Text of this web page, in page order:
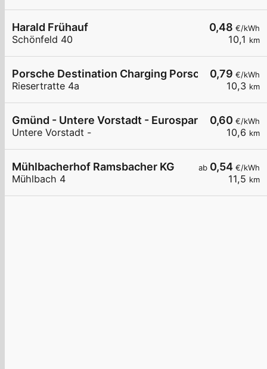
0,48 €/kWh
10,1 km
Harald Frühauf
Schönfeld 40
0,79 €/kWh
10,3 km
Porsche Destination Charging Porsche Museum
Riesertratte 4a
0,60 €/kWh
10,6 km
Gmünd - Untere Vorstadt - Eurospar
Untere Vorstadt -
ab 0,54 €/kWh
11,5 km
Mühlbacherhof Ramsbacher KG
Mühlbach 4